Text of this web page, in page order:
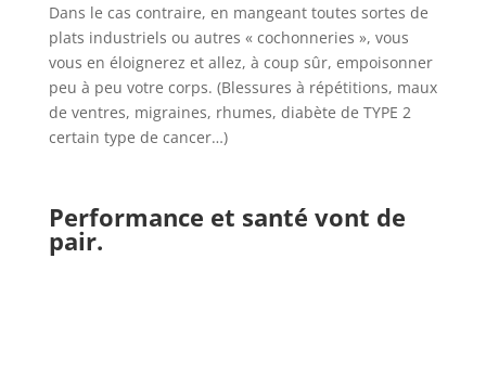
Dans le cas contraire, en mangeant toutes sortes de
plats industriels ou autres « cochonneries », vous
vous en éloignerez et allez, à coup sûr, empoisonner
peu à peu votre corps. (Blessures à répétitions, maux
de ventres, migraines, rhumes, diabète de TYPE 2
certain type de cancer…)
Performance et santé vont de
pair.